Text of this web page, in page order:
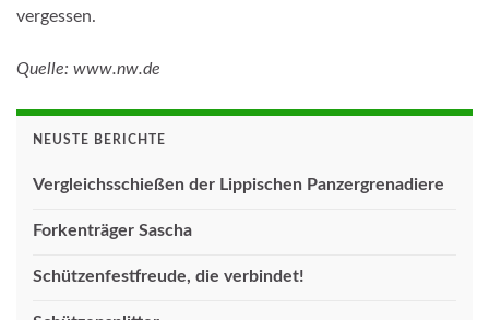
vergessen.
Quelle: www.nw.de
NEUSTE BERICHTE
Vergleichsschießen der Lippischen Panzergrenadiere
Forkenträger Sascha
Schützenfestfreude, die verbindet!